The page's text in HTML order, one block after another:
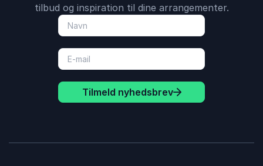
tilbud og inspiration til dine arrangementer.
Tilmeld nyhedsbrev